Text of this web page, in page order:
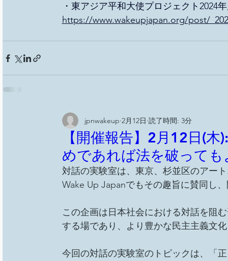
・東アジア平和大使プロジェクト2024
https://www.wakeupjapan.org/post/
【開催報告】2月12日(
めであれば法を破っても
jpnwakeup 2月12日 読了時間: 3分
対話の実験室は、東京、杉並区のアー
Wake Up Japanでもその趣旨に賛同し
この企画は日本社会における対話を阻
する場であり、より豊かな民主主義文
今回の対話の実験室のトピックは、「